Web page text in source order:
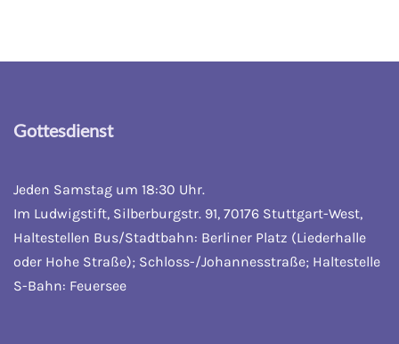
Gottesdienst
Jeden Samstag um 18:30 Uhr.
Im Ludwigstift, Silberburgstr. 91, 70176 Stuttgart-West,
Haltestellen Bus/Stadtbahn: Berliner Platz (Liederhalle
oder Hohe Straße); Schloss-/Johannesstraße; Haltestelle
S-Bahn: Feuersee